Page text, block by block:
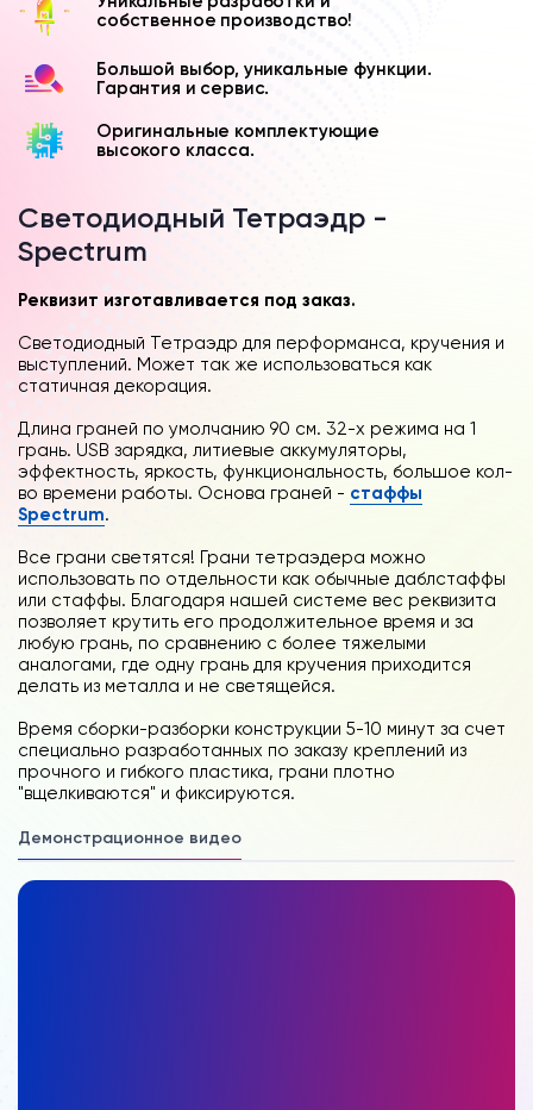
собственное производство!
Большой выбор, уникальные функции.
Гарантия и сервис.
Оригинальные комплектующие
высокого класса.
Светодиодный Тетраэдр -
Spectrum
Реквизит изготавливается под заказ.
Светодиодный Тетраэдр для перформанса, кручения и
выступлений. Может так же использоваться как
статичная декорация.
Длина граней по умолчанию 90 см. 32-х режима на 1
грань. USB зарядка, литиевые аккумуляторы,
эффектность, яркость, функциональность, большое кол-
во времени работы. Основа граней - стаффы
Spectrum.
Все грани светятся! Грани тетраэдера можно
использовать по отдельности как обычные даблстаффы
или стаффы. Благодаря нашей системе вес реквизита
позволяет крутить его продолжительное время и за
любую грань, по сравнению с более тяжелыми
аналогами, где одну грань для кручения приходится
делать из металла и не светящейся.
Время сборки-разборки конструкции 5-10 минут за счет
специально разработанных по заказу креплений из
прочного и гибкого пластика, грани плотно
"вщелкиваются" и фиксируются.
Демонстрационное видео